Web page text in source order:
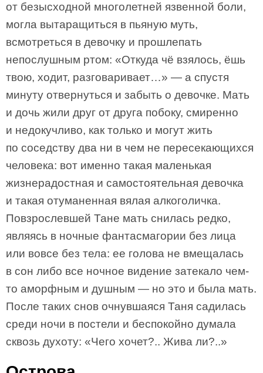
от безысходной многолетней язвенной боли,
могла вытаращиться в пьяную муть,
всмотреться в девочку и прошлепать
непослушным ртом: «Откуда чё взялось, ёшь
твою, ходит, разговаривает…» — а спустя
минуту отвернуться и забыть о девочке. Мать
и дочь жили друг от друга побоку, смиренно
и недокучливо, как только и могут жить
по соседству два ни в чем не пересекающихся
человека: вот именно такая маленькая
жизнерадостная и самостоятельная девочка
и такая отуманенная вялая алкоголичка.
Повзрослевшей Тане мать снилась редко,
являясь в ночные фантасмагории без лица
или вовсе без тела: ее голова не вмещалась
в сон либо все ночное видение затекало чем-
то аморфным и душным — но это и была мать.
После таких снов очнувшаяся Таня садилась
среди ночи в постели и беспокойно думала
сквозь духоту: «Чего хочет?.. Жива ли?..»